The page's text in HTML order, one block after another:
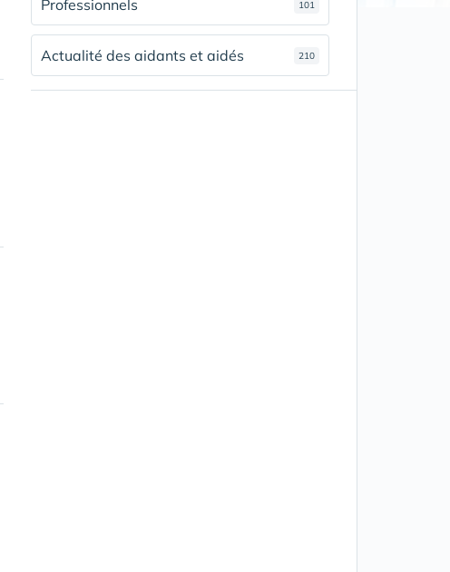
Professionnels 101
Actualité des aidants et aidés 210